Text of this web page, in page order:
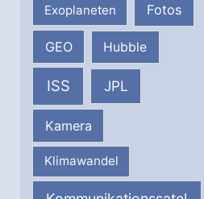
Exoplaneten Fotos
GEO Hubble
ISS JPL
Kamera
Klimawandel